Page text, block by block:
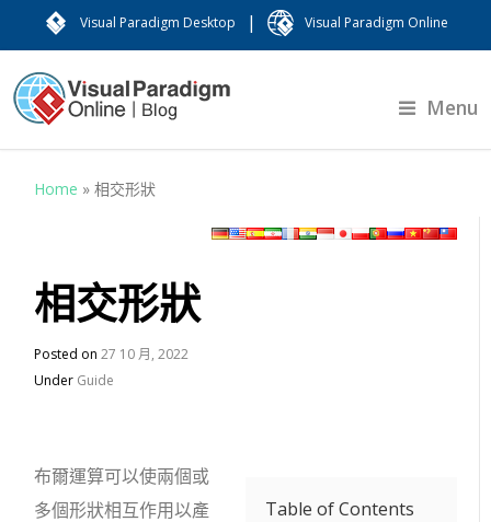
Visual Paradigm Desktop | Visual Paradigm Online
Menu
Home »相交形狀
相交形狀
Posted on27 10 月, 2022
Under Guide
Table of Contents
布爾運算可以使兩個或
多個形狀相互作用以產